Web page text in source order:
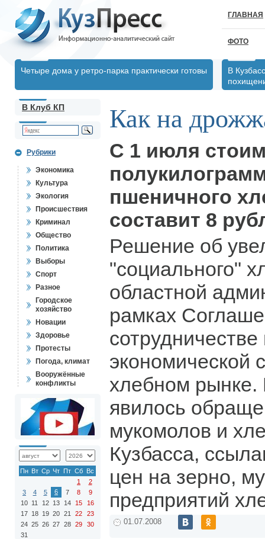
ГЛАВНАЯ
ФОТО
Четыре дома у ретро-парка практически готовы
В
В Клуб КП
Рубрики
Экономика
Культура
Экология
Происшествия
Криминал
Общество
Политика
Выборы
Спорт
Разное
Городское
хозяйство
Новации
Здоровье
Протесты
Погода, климат
Вооружённые
конфликты
Пн Вт Ср Чт Пт Сб Вс
1
2
3
4 5 6 7 8
9
10 11 12 13 14 15
16
17 18 19 20 21 22
23
24 25 26 27 28 29
30
31
Как на
С 1 июля
пшеничного
составит 8
Решение об
"социального"
областной
рамках
экономической
хлебном
явилось
мукомолов и
Кузбасса,
цен на зерно,
предприятий
01.07.2008